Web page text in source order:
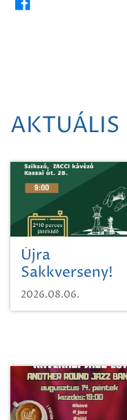
Újra
Sakkverseny!
2026.08.06.